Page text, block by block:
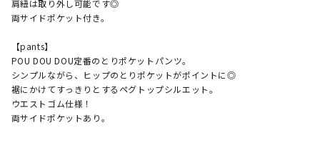
肩紐は取り外し可能です◎
両サイドポケット付き。
【pants】
POU DOU DOU定番のとりポケットパンツ。
シンプルながら、ヒップのとりポケットがポイントに◎
裾にかけてすっきりとするペグトップシルエット。
ウエストゴム仕様！